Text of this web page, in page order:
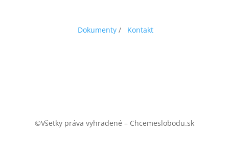
Dokumenty/ Kontakt
©Všetky práva vyhradené – Chcemeslobodu.sk